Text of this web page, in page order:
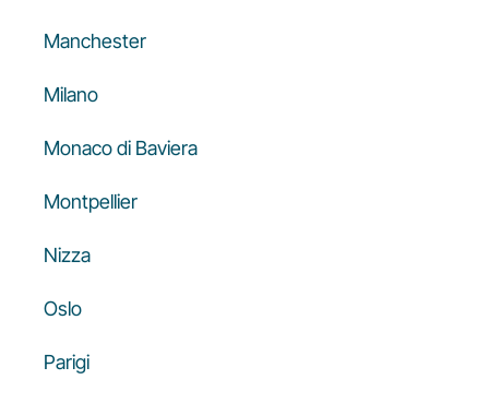
Manchester
Milano
Monaco di Baviera
Montpellier
Nizza
Oslo
Parigi